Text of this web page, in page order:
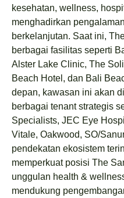
kesehatan, wellness,
menghadirkan
berkelanjutan. Saat ini,
berbagai fasilitas seperti
Alster Lake Clinic, The
Beach Hotel, dan Bali
depan, kawasan ini akan
berbagai tenant strategis
Specialists, JEC Eye
Vitale, Oakwood, SO/
pendekatan ekosistem
memperkuat posisi The
unggulan health &
mendukung